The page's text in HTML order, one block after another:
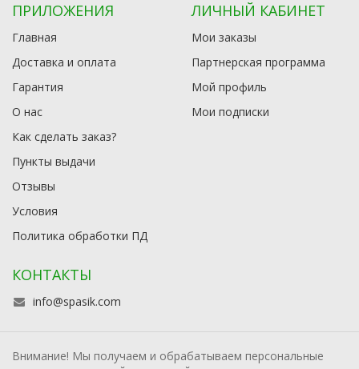
ПРИЛОЖЕНИЯ
Главная
Доставка и оплата
Гарантия
О нас
Как сделать заказ?
Пункты выдачи
Отзывы
Условия
Политика обработки ПД
ЛИЧНЫЙ КАБИНЕТ
Мои заказы
Партнерская программа
Мой профиль
Мои подписки
КОНТАКТЫ
info@spasik.com
Внимание! Мы получаем и обрабатываем персональные